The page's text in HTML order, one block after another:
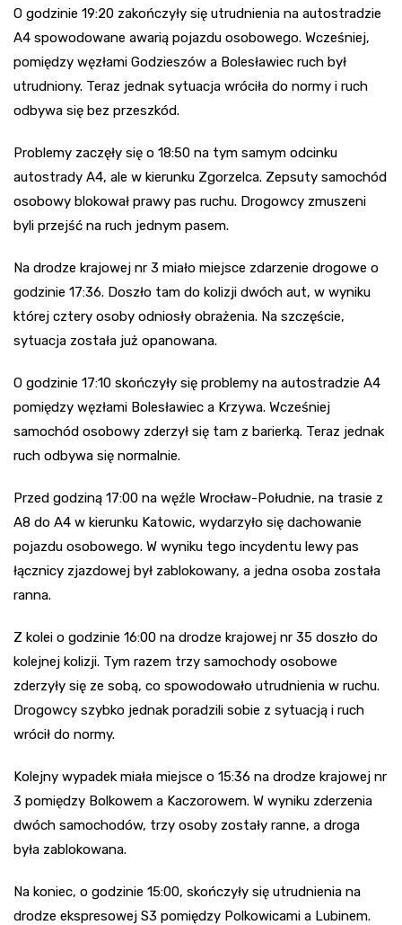
O godzinie 19:20 zakończyły się utrudnienia na autostradzie
A4 spowodowane awarią pojazdu osobowego. Wcześniej,
pomiędzy węzłami Godzieszów a Bolesławiec ruch był
utrudniony. Teraz jednak sytuacja wróciła do normy i ruch
odbywa się bez przeszkód.
Problemy zaczęły się o 18:50 na tym samym odcinku
autostrady A4, ale w kierunku Zgorzelca. Zepsuty samochód
osobowy blokował prawy pas ruchu. Drogowcy zmuszeni
byli przejść na ruch jednym pasem.
Na drodze krajowej nr 3 miało miejsce zdarzenie drogowe o
godzinie 17:36. Doszło tam do kolizji dwóch aut, w wyniku
której cztery osoby odniosły obrażenia. Na szczęście,
sytuacja została już opanowana.
O godzinie 17:10 skończyły się problemy na autostradzie A4
pomiędzy węzłami Bolesławiec a Krzywa. Wcześniej
samochód osobowy zderzył się tam z barierką. Teraz jednak
ruch odbywa się normalnie.
Przed godziną 17:00 na węźle Wrocław-Południe, na trasie z
A8 do A4 w kierunku Katowic, wydarzyło się dachowanie
pojazdu osobowego. W wyniku tego incydentu lewy pas
łącznicy zjazdowej był zablokowany, a jedna osoba została
ranna.
Z kolei o godzinie 16:00 na drodze krajowej nr 35 doszło do
kolejnej kolizji. Tym razem trzy samochody osobowe
zderzyły się ze sobą, co spowodowało utrudnienia w ruchu.
Drogowcy szybko jednak poradzili sobie z sytuacją i ruch
wrócił do normy.
Kolejny wypadek miała miejsce o 15:36 na drodze krajowej nr
3 pomiędzy Bolkowem a Kaczorowem. W wyniku zderzenia
dwóch samochodów, trzy osoby zostały ranne, a droga
była zablokowana.
Na koniec, o godzinie 15:00, skończyły się utrudnienia na
drodze ekspresowej S3 pomiędzy Polkowicami a Lubinem.